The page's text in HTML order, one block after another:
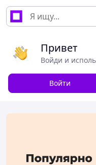
Привет
Войди и
Войти